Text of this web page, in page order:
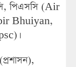
পিএসসি (Air
Bhuiyan,